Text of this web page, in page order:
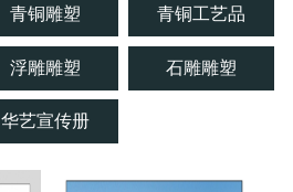
青铜雕塑 青铜工艺品
浮雕雕塑 石雕雕塑
华艺宣传册